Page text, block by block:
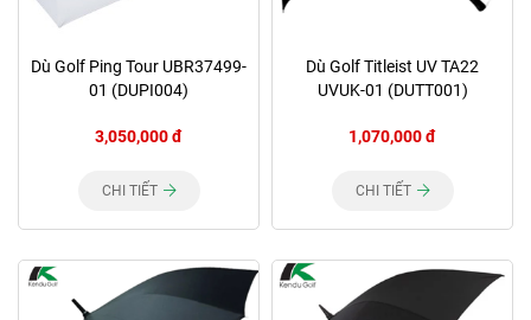
Dù Golf Ping Tour UBR37499-
01 (DUPI004)
3,050,000 đ
CHI TIẾT
Dù Golf Titleist UV TA22
UVUK-01 (DUTT001)
1,070,000 đ
CHI TIẾT